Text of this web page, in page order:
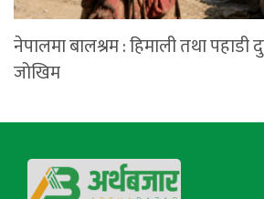
नेपालमा बालश्रम : हिमाली तथा पहाडी
जोखिम